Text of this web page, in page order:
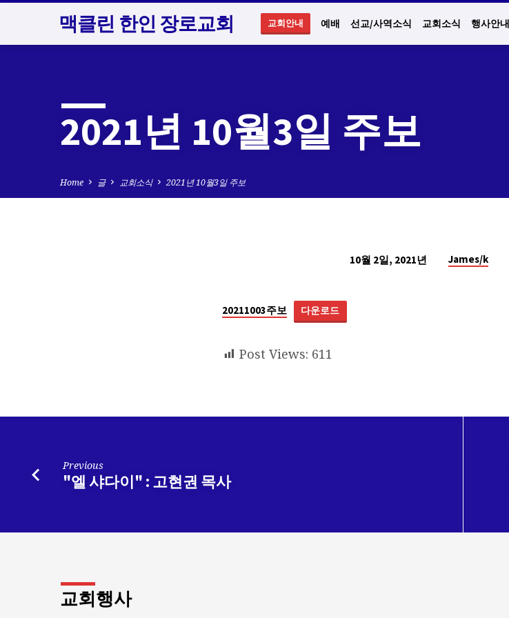
맥클린 한인 장로교회 교회안내 예배 선교/사역소식 교회소식 행사안내
2021년 10월3일 주보
Home 글 교회소식 2021년 10월3일 주보
3
일
주
10월 2일, 2021년 James/k
20211003주보 다운로드
Post Views: 611
Previous
"엘 샤다이" : 고현권 목사
교회행사